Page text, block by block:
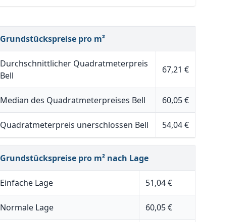
Grundstückspreise pro m²
Durchschnittlicher Quadratmeterpreis
Bell
67,21 €
Median des Quadratmeterpreises Bell 60,05 €
Quadratmeterpreis unerschlossen Bell 54,04 €
Grundstückspreise pro m² nach Lage
Einfache Lage 51,04 €
Normale Lage 60,05 €